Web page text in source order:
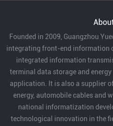
Founded in 2009, Guangzhou
integrating front-end information
integrated information
terminal data storage and
application. It is also a supplier
energy, automobile cables and
national informatization
technological innovation in the